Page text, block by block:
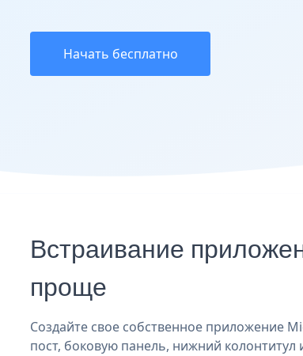
Начать бесплатно
Встраивание
проще
Создайте свое собственное приложение
пост, боковую панель, нижний колонтитул